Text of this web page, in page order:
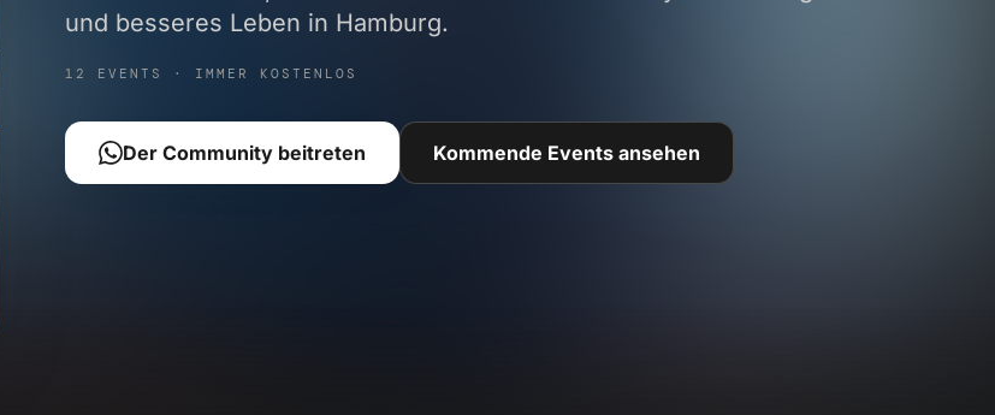
und besseres Leben in Hamburg.
12 EVENTS · IMMER KOSTENLOS
Der Community beitreten Kommende Events ansehen